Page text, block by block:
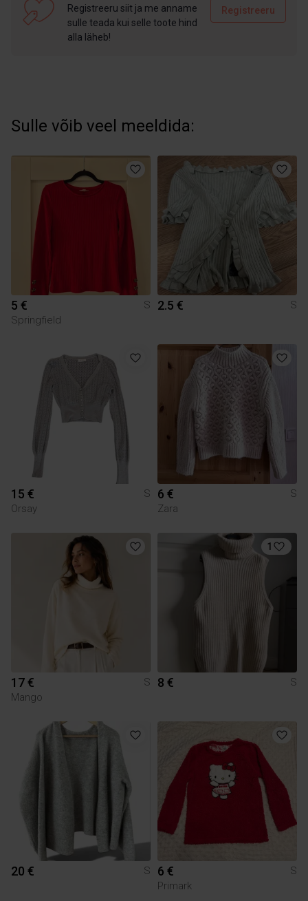
Registreeru siit ja me anname
sulle teada kui selle toote hind
alla läheb!
Registreeru
Sulle võib veel meeldida:
5 €
S
Springfield
2.5 € S
15 €
S
Orsay
6 €
S
Zara
17 €
S
Mango
1
8 € S
20 € S 6 €
S
Primark